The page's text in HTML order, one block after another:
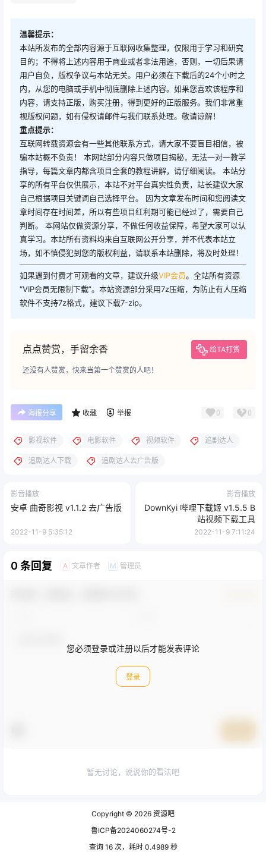
温馨提示：
本站所发布的全部内容源于互联网收集整理，仅限用于学习和研究
目的；不得将上述内容用于商业或者非法用途，否则，一切后果请
用户自负，版权争议与本站无关。用户必须在下载后的24个小时之
内，从您的电脑或手机中彻底删除上述内容。如果您喜欢该程序和
内容，请支持正版，购买注册，得到更好的正版服务。我们非常重
视版权问题，如有侵权请邮件与我们联系处理。敬请谅解！
重点提示：
互联网转载资源会有一些其他联系方式，请大家不要盲目相信，被
骗本站概不负责！ 本网站部分内容只做项目揭秘，无法一对一教学
指导，每篇文章内都含项目全套的教程讲解，请仔细阅读。 本站分
享的所有平台仅供展示，本站不对平台真实性负责，站长建议大家
自己根据项目关键词自己选择平台。 因为文章发布时间和您阅读文
章时间存在时间差，所以有些项目红利期可能已经过了，需要自己
判断。 本网站仅做资源分享，不做任何收益保障，希望大家可以认
真学习。本站所有资料均来自互联网公开分享，并不代表本站立
场，如不慎侵犯到您的版权利益，请联系本站删除，将及时处理！
如果遇到付费才可观看的文章，建议升级VIP会员。全站所有资源
“VIP会员无限制下载”。本站资源部分采用7z压缩，为防止有人压缩
软件不支持7z格式，建议下载7-zip。
点点赞赏，手留余香 给TA打赏
还没有人赞赏，快来当第一个赞赏的人吧！
海报分享 收藏 举报 0 0
影视软件 电影软件 视频软件 追剧达人
追剧达人下载 追剧达人去广告版
影音播放
安卓 曲奇影视 v1.1.2 去广告版
2022-11-9 5:35:12
影音播放
DownKyi 哔哩下载姬 v1.5.5 B
站视频下载工具
2022-11-9 7:11:24
0 条回复 A 文章作者 M 管理员
您必须登录或注册以后才能发表评论
登录
暂无讨论，说说你的看法吧
Copyright © 2026 资源吧
鲁ICP备2024060274号-2
查询 16 次，耗时 0.4989 秒